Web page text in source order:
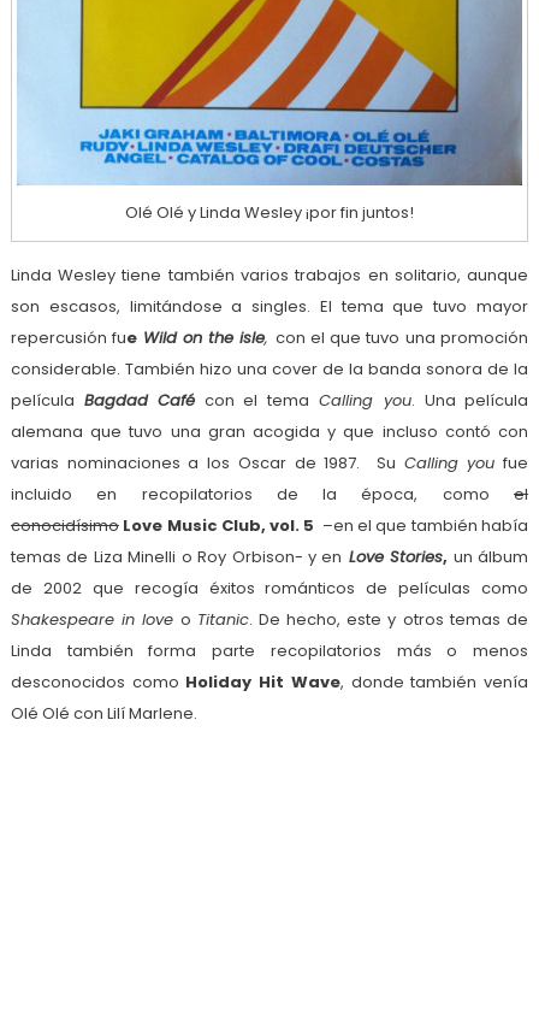
Olé Olé y Linda Wesley ¡por fin juntos!
Linda Wesley tiene también varios trabajos en solitario, aunque
son escasos, limitándose a singles. El tema que tuvo mayor
repercusión fue Wild on the isle, con el que tuvo una promoción
considerable. También hizo una cover de la banda sonora de la
película Bagdad Café con el tema Calling you. Una película
alemana que tuvo una gran acogida y que incluso contó con
varias nominaciones a los Oscar de 1987. Su Calling you fue
incluido en recopilatorios de la época, comoel
conocidísimo Love Music Club, vol. 5 –en el que también había
temas de Liza Minelli o Roy Orbison- y en Love Stories, un álbum
de 2002 que recogía éxitos románticos de películas como
Shakespeare in love o Titanic. De hecho, este y otros temas de
Linda también forma parte recopilatorios más o menos
desconocidos como Holiday Hit Wave, donde también venía
Olé Olé con Lilí Marlene.